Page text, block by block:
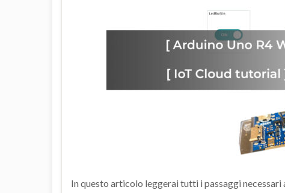
In questo articolo leggerai tutti i passaggi